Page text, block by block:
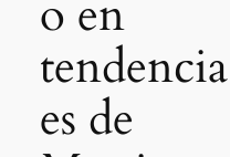
o en
tendencia
es de